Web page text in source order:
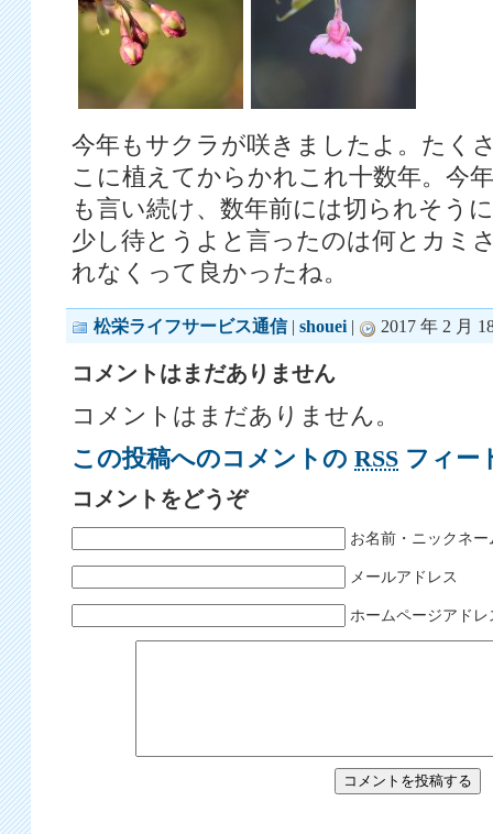
今年もサクラが咲きましたよ。たく
こに植えてからかれこれ十数年。今
も言い続け、数年前には切られそう
少し待とうよと言ったのは何とカミ
れなくって良かったね。
松栄ライフサービス通信 | shouei | 2017 年 2 月
コメントはまだありません
コメントはまだありません。
この投稿へのコメントの RSS フィー
コメントをどうぞ
お名前・ニックネー
メールアドレス
ホームページアドレ